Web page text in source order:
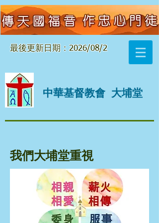
最後更新日期：2026/08/2
中華基督教會 大埔堂
我們大埔堂重視